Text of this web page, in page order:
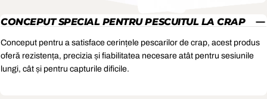
CONCEPUT SPECIAL PENTRU PESCUITUL LA CRAP
Conceput pentru a satisface cerințele pescarilor de crap, acest produs
oferă rezistența, precizia și fiabilitatea necesare atât pentru sesiunile
lungi, cât și pentru capturile dificile.